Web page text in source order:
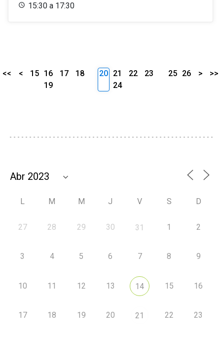
15:30 a 17:30
<< < 15 16 17
18
19
20 21 22
23
24
25 26 > >>
L M M J V S D
27 28 29 30 31 1 2
3 4 5 6 7 8 9
10 11 12 13 14 15 16
17 18 19 20 21 22 23